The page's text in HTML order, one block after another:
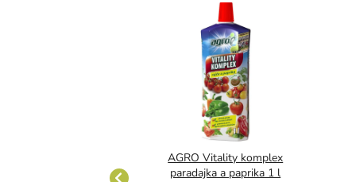
AGRO Vitality komplex
paradajka a paprika 1 l